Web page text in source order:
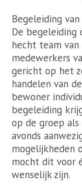
Begeleiding
De begeleiding
hecht team
medewerkers
gericht op het
handelen van
bewoner
begeleiding
op de groep als
avonds
mogelijkheden
mocht dit voor
wenselijk zijn.